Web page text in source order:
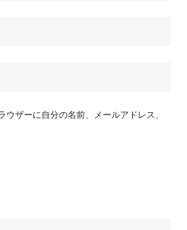
ザーに自分の名前、メールアドレス、